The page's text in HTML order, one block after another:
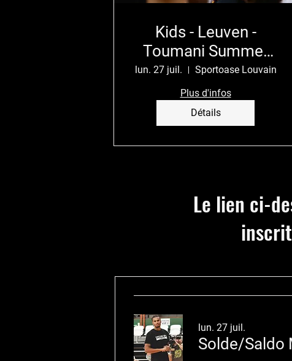
Kids - Leuven -
Toumani Summer
Camp
lun. 27 juil.
Sportoase Louvain
Plus d'infos
Détails
Le lien ci-
lun. 27 juil.
Solde/Saldo